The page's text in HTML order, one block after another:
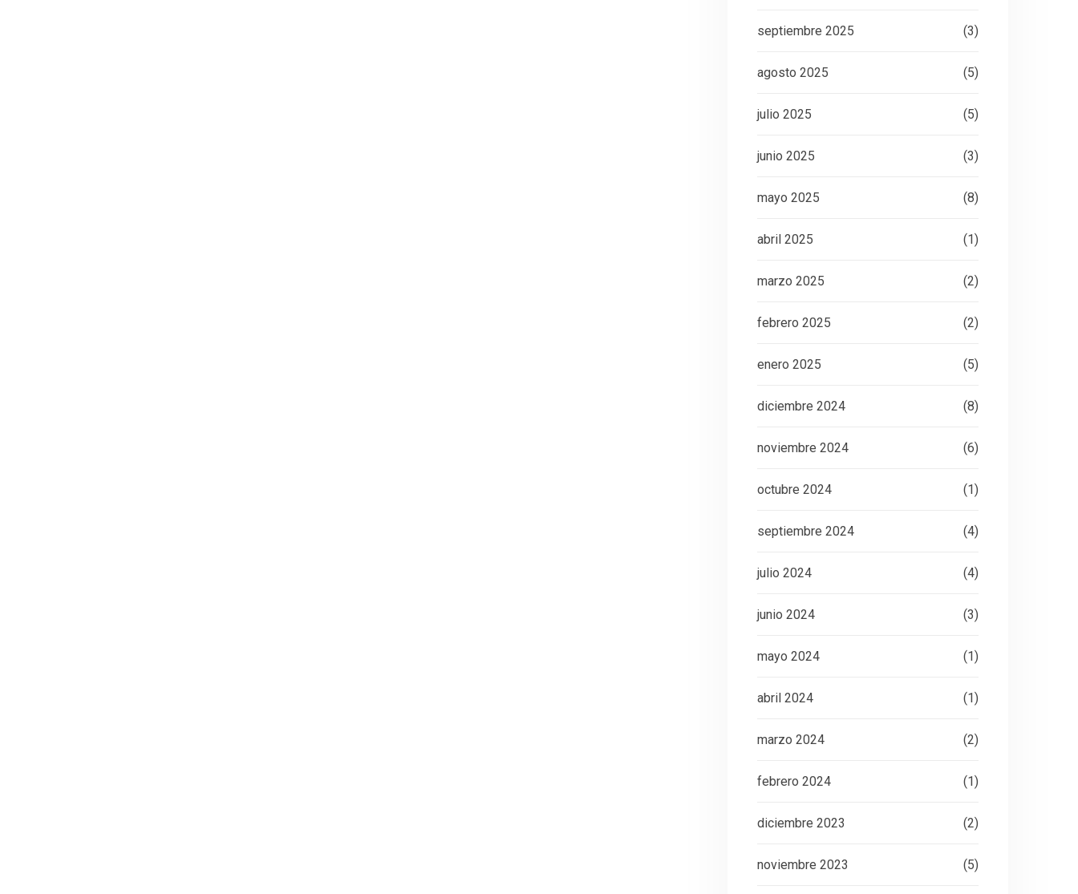
septiembre 2025 (3)
agosto 2025 (5)
julio 2025 (5)
junio 2025 (3)
mayo 2025 (8)
abril 2025 (1)
marzo 2025 (2)
febrero 2025 (2)
enero 2025 (5)
diciembre 2024 (8)
noviembre 2024 (6)
octubre 2024 (1)
septiembre 2024 (4)
julio 2024 (4)
junio 2024 (3)
mayo 2024 (1)
abril 2024 (1)
marzo 2024 (2)
febrero 2024 (1)
diciembre 2023 (2)
noviembre 2023 (5)